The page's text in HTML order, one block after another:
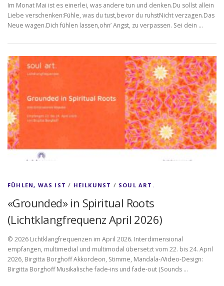
Im Monat Mai ist es einerlei, was andere tun und denken.Du sollst allein
Liebe verschenken:Fühle, was du tust,bevor du ruhstNicht verzagen.Das
Neue wagen.Dich fühlen lassen,ohn’ Angst, zu verpassen. Sei dein …
FÜHLEN, WAS IST / HEILKUNST / SOUL ART.
«Grounded» in Spiritual Roots
(Lichtklangfrequenz April 2026)
© 2026 Lichtklangfrequenzen im April 2026. Interdimensional
empfangen, multimedial und multimodal übersetzt vom 22. bis 24. April
2026, Birgitta Borghoff Akkordeon, Stimme, Mandala-/Video-Design:
Birgitta Borghoff Musikalische fade-ins und fade-out (Sounds …